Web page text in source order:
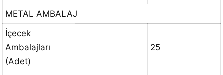
METAL AMBALAJ
İçecek
Ambalajları
(Adet)
25